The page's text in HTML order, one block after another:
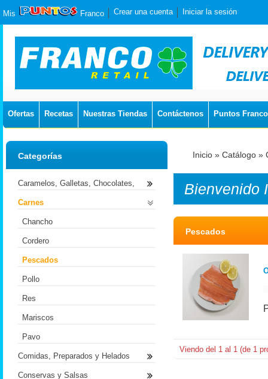
Mis Franco Crear una cuenta Iniciar la sesión
Ofertas Recetas Nuestras Tiendas Contáctenos Puntos Franco
Inicio » Catálogo »
Bienvenido
Pescados
Viendo del 1 al 1 (de 1
Categorías
Caramelos, Galletas, Chocolates,
Carnes
Chancho
Cordero
Pescados
Pollo
Res
Mariscos
Pavo
Comidas, Preparados y Helados
Conservas y Salsas